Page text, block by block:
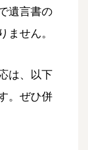
遺言書の
ません。
は、以下
。ぜひ併